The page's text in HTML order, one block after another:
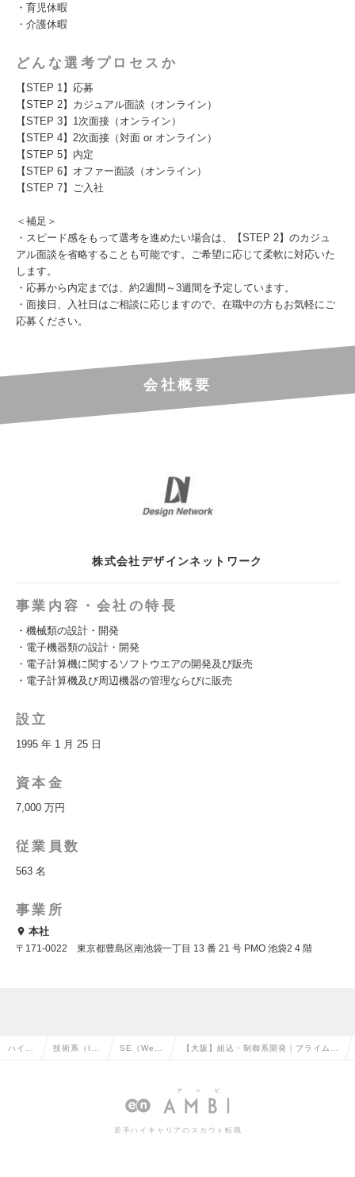
・育児休暇
・介護休暇
どんな選考プロセスか
【STEP 1】応募
【STEP 2】カジュアル面談（オンライン）
【STEP 3】1次面接（オンライン）
【STEP 4】2次面接（対面 or オンライン）
【STEP 5】内定
【STEP 6】オファー面談（オンライン）
【STEP 7】ご入社
＜補足＞
・スピード感をもって選考を進めたい場合は、【STEP 2】のカジュ
アル面談を省略することも可能です。ご希望に応じて柔軟に対応いた
します。
・応募から内定までは、約2週間～3週間を予定しています。
・面接日、入社日はご相談に応じますので、在職中の方もお気軽にご
応募ください。
会社概要
株式会社デザインネットワーク
事業内容・会社の特長
・機械類の設計・開発
・電子機器類の設計・開発
・電子計算機に関するソフトウエアの開発及び販売
・電子計算機及び周辺機器の管理ならびに販売
設立
1995 年 1 月 25 日
資本金
7,000 万円
従業員数
563 名
事業所
本社
〒171-0022 東京都豊島区南池袋一丁目 13 番 21 号 PMO 池袋2 4 階
ハイク 技術系（I SE（We
ン系）の転
【大阪】組込・制御系開発｜プライム案
空宇宙など案件様々》の求人情報
若手ハイキャリアのスカウト転職